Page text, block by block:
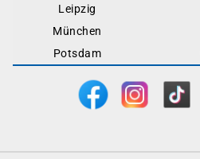
Leipzig
München
Potsdam